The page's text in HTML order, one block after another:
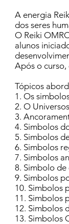
A energia
dos seres
O Reiki
alunos
Após o
Tópicos
1. Os
2. O
3.
4. Simbolos
5. Simbolos
6. Simbolos
7. Simbolos
8. Simbolo de
9. Simbolos
10. Simbolos
11. Simbolos
12. Simbolos
13. Simbolos